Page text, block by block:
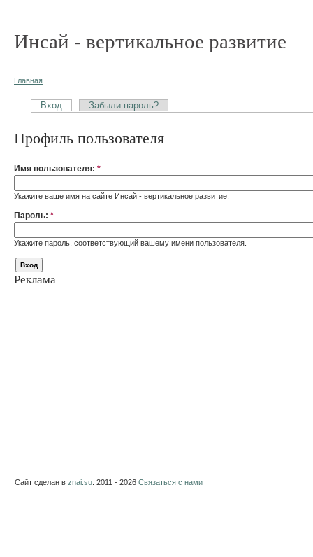
Инсай - вертикальное развитие
Главная
Вход Забыли пароль?
Профиль пользователя
Имя пользователя: *
Укажите ваше имя на сайте Инсай - вертикальное развитие.
Пароль: *
Укажите пароль, соответствующий вашему имени пользователя.
Реклама
Сайт сделан в znai.su . 2011 - 2026 Связаться с нами